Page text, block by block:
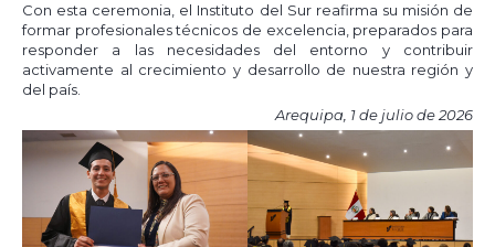
Con esta ceremonia, el Instituto del Sur reafirma su misión de
formar profesionales técnicos de excelencia, preparados para
responder a las necesidades del entorno y contribuir
activamente al crecimiento y desarrollo de nuestra región y
del país.
Arequipa, 1 de julio de 2026